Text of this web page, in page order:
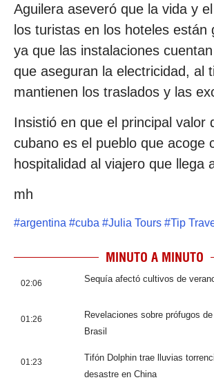
Aguilera aseveró que la vida y
los turistas en los hoteles están
ya que las instalaciones
que aseguran la electricidad, al
mantienen los traslados y las
Insistió en que el principal valor
cubano es el pueblo que acoge
hospitalidad al viajero que llega
mh
#argentina #cuba #Julia Tours #Tip
MINUTO A MINUTO
02:06 Sequía afectó cultivos de
01:26
Revelaciones sobre prófugos
Brasil
01:23
Tifón Dolphin trae lluvias
desastre en China